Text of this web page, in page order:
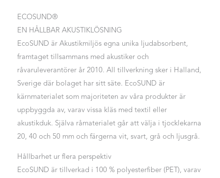
ECOSUND®
EN HÅLLBAR AKUSTIKLÖSNING
EcoSUND är Akustikmiljös egna unika ljudabsorbent,
framtaget tillsammans med akustiker och
råvaruleverantörer år 2010. All tillverkning sker i Halland,
Sverige där bolaget har sitt säte. EcoSUND är
kärnmaterialet som majoriteten av våra produkter är
uppbyggda av, varav vissa kläs med textil eller
akustikduk. Själva råmaterialet går att välja i tjocklekarna
20, 40 och 50 mm och färgerna vit, svart, grå och ljusgrå.
Hållbarhet ur flera perspektiv
EcoSUND är tillverkad i 100 % polyesterfiber (PET), varav